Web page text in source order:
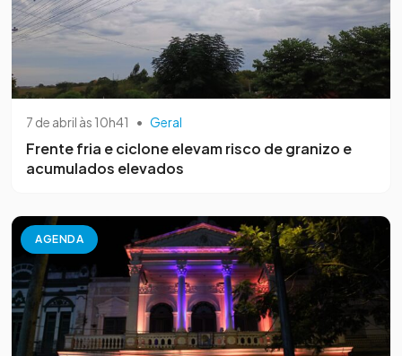
7 de abril às 10h41 • Geral
Frente fria e ciclone elevam risco de granizo e
acumulados elevados
AGENDA